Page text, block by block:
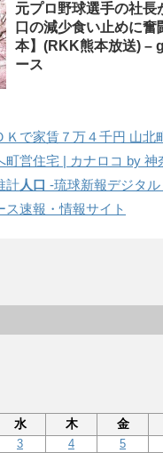
元プロ野球選手の社長
口 の減少食い止めに奮
本】(RKK熊本放送) –
ース
Ｋで家賃７万４千円 山北
町営住宅 | カナロコ by 神
計人口 -琉球新報デジタ
ス速報・情報サイト
水 木 金
3 4 5